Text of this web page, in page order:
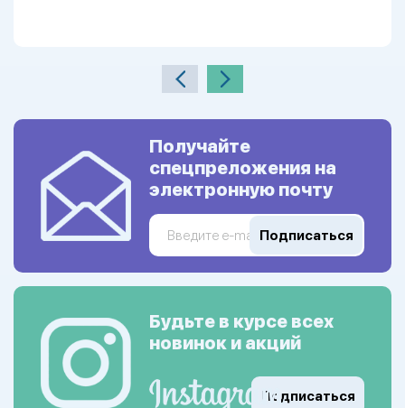
Получайте
спецпреложения на
электронную почту
Подписаться
Будьте в курсе всех
новинок и акций
Подписаться